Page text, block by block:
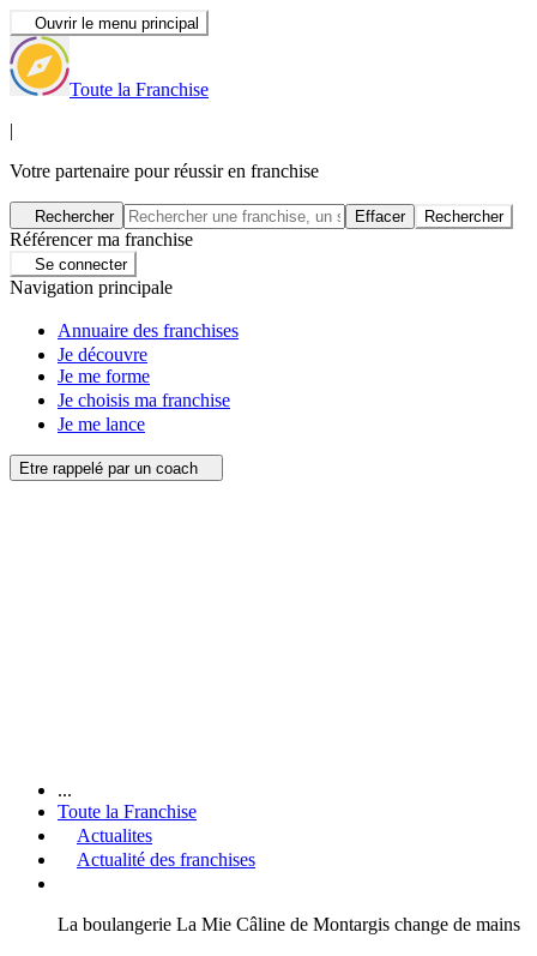
Ouvrir le menu principal
Toute la Franchise
|
Votre partenaire pour réussir en franchise
Rechercher Effacer Rechercher
Référencer ma franchise
Se connecter
Navigation principale
Annuaire des franchises
Je découvre
Je me forme
Je choisis ma franchise
Je me lance
Etre rappelé par un coach
...
Toute la Franchise
Actualites
Actualité des franchises
La boulangerie La Mie Câline de Montargis change de mains